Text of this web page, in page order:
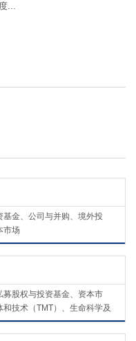
...
基金、公司与并购、境外投
市场
募股权与投资基金、资本市
和技术（TMT）、生命科学及
会与治理（ESG）